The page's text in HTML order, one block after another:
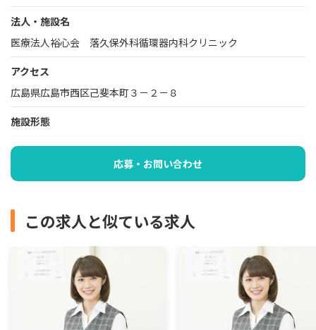
法人・施設名
医療法人裕心会 落久保外科循環器内科クリニック
アクセス
広島県広島市西区己斐本町３－２－８
施設形態
応募・お問い合わせ
この求人と似ている求人